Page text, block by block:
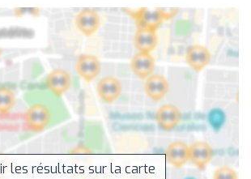
les résultats sur la carte